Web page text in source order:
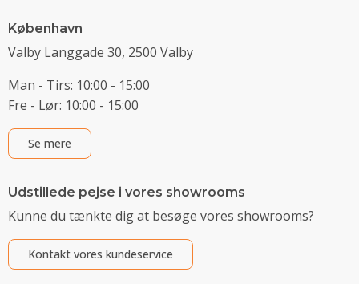
København
Valby Langgade 30, 2500 Valby
Man - Tirs: 10:00 - 15:00
Fre - Lør: 10:00 - 15:00
Se mere
Udstillede pejse i vores showrooms
Kunne du tænkte dig at besøge vores showrooms?
Kontakt vores kundeservice